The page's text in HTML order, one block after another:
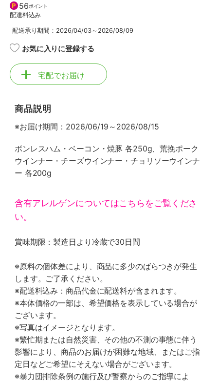
56ポイント
配達料込み
配送承り期間：2026/04/03～2026/08/09
お気に入りに登録する
宅配でお届け
商品説明
※お届け期間：2026/06/19～2026/08/15
ボンレスハム・ベーコン・焼豚 各250g、荒挽ポーク
ウインナー・チーズウインナー・チョリソーウインナ
ー 各200g
含有アレルゲンについてはこちらをご覧くださ
い。
賞味期限：製造日より冷蔵で30日間
※原料の個体差により、商品に多少のばらつきが発生
します。ご了承ください。
※配送料込み：商品代金に配送料が含まれます。
※本体価格の一部は、希望価格を表示している場合が
ございます。
※写真はイメージとなります。
※繁忙期または自然災害、その他の不測の事態に伴う
影響により、商品のお届けが困難な地域、またはご指
定日などご希望にそえない場合がございます。
※暴力団排除条例の施行及び警察からのご指導によ